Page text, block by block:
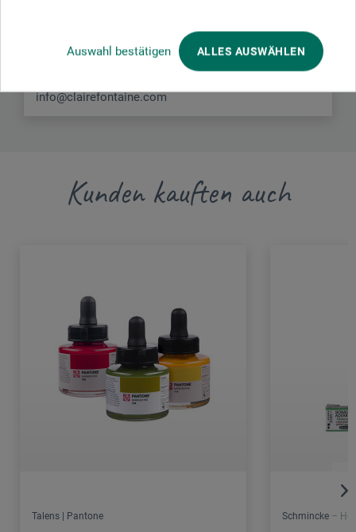
Auswahl bestätigen ALLES AUSWÄHLEN
info@clairefontaine.com
Kunden kauften auch
Talens | Pantone Schmincke –